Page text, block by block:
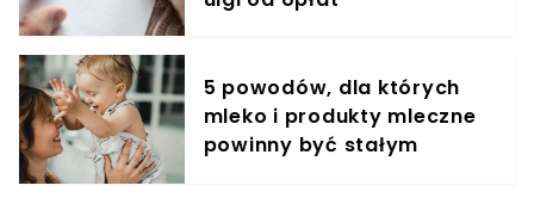
5 powodów, dla których
mleko i produkty mleczne
powinny być stałym